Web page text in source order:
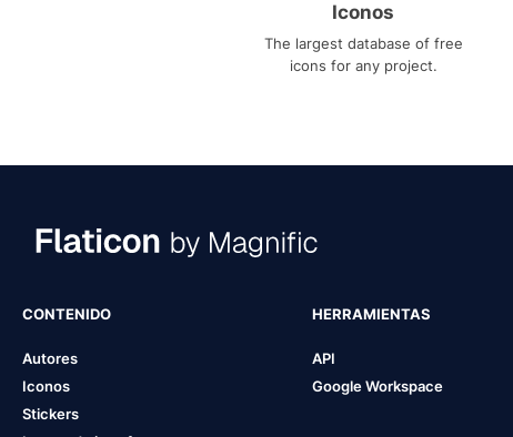
Iconos
The largest database of free
icons for any project.
CONTENIDO
Autores
Iconos
Stickers
HERRAMIENTAS
API
Google Workspace